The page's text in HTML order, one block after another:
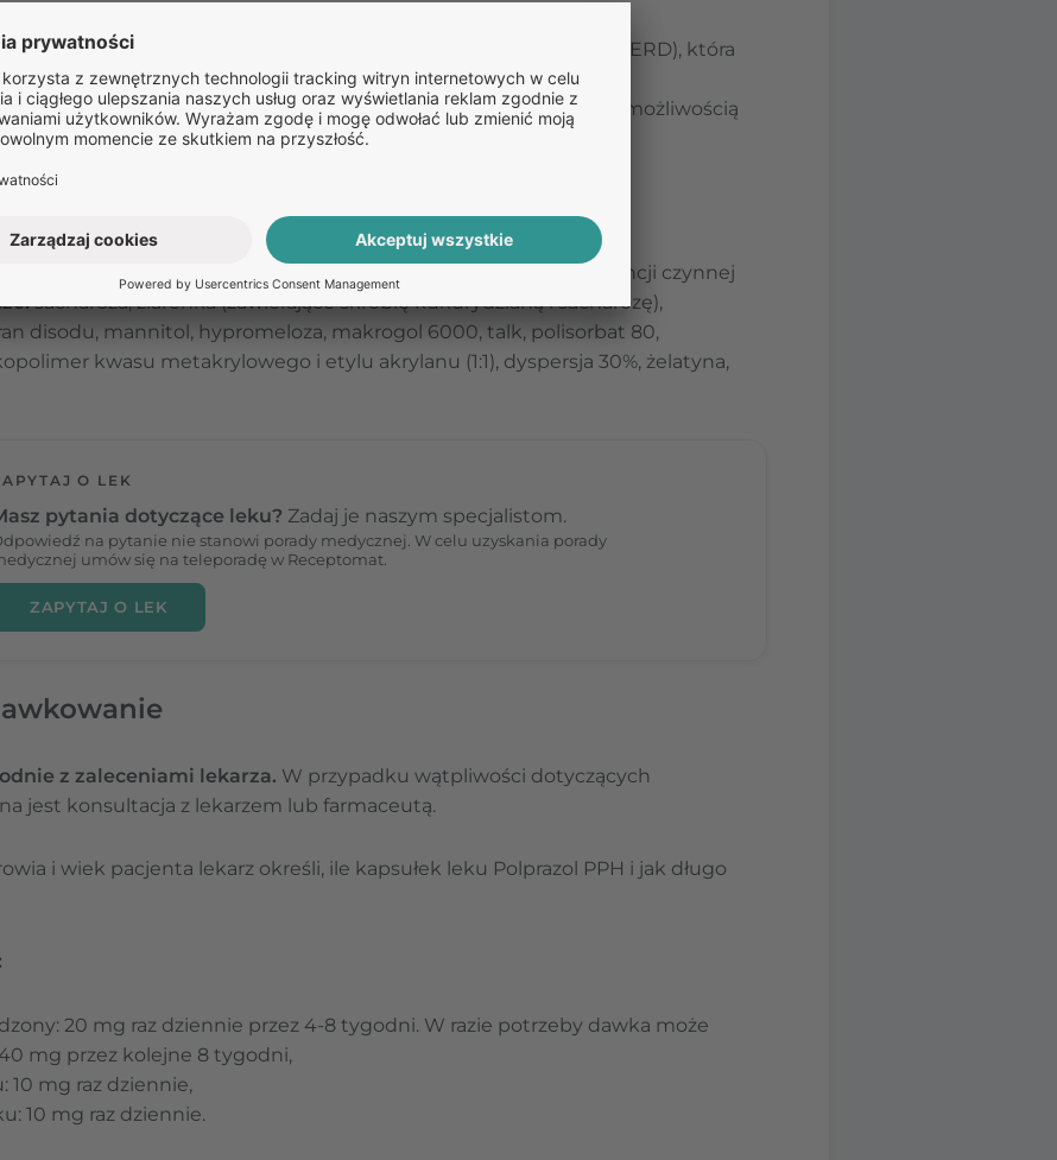
dzieci:
i ważących ≥10 kg:
leczenie choroby refluksowej przełyku (GERD), która
treści żołądkowej, wymiotami i słabym przyrostem masy ciała.
życia:leczenie wrzodów wywołanych przez Helicobacter pylori, z możliwością
leku
substancji czynnej
sacharoza, ziarenka (zawierające skrobię kukurydzianą i sacharozę),
disodu, mannitol, hypromeloza, makrogol 6000, talk, polisorbat 80,
kwasu metakrylowego i etylu akrylanu (1:1), dyspersja 30%, żelatyna,
O LEK
pytania dotyczące leku? Zadaj je naszym specjalistom.
na pytanie nie stanowi porady medycznej. W celu uzyskania porady
umów się na teleporadę w Receptomat.
ZAPYTAJ O LEK
z zaleceniami lekarza. W przypadku wątpliwości dotyczących
jest konsultacja z lekarzem lub farmaceutą.
i wiek pacjenta lekarz określi, ile kapsułek leku Polprazol PPH i jak długo
20 mg raz dziennie przez 4-8 tygodni. W razie potrzeby dawka może
mg przez kolejne 8 tygodni,
10 mg raz dziennie,
10 mg raz dziennie.